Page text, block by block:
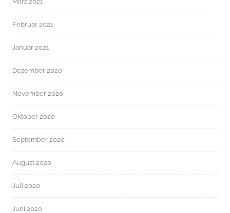
Februar 2021
Januar 2021
Dezember 2020
November 2020
Oktober 2020
September 2020
August 2020
Juli 2020
Juni 2020